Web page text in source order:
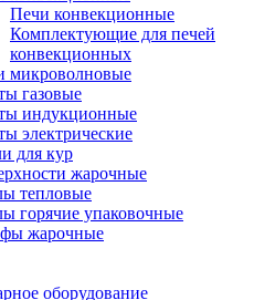
Печи конвекционные
Комплектующие для печей
конвекционных
микроволновые
газовые
индукционные
электрические
для кур
жарочные
тепловые
горячие упаковочные
жарочные
оборудование